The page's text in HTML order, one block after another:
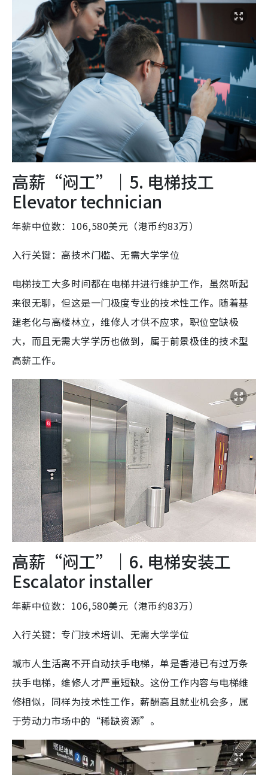
高薪“闷工”｜5. 电梯技工
Elevator technician
年薪中位数：106,580美元（港币约83万）
入行关键：高技术门槛、无需大学学位
电梯技工大多时间都在电梯井进行维护工作，虽然听起
来很无聊，但这是一门极度专业的技术性工作。随着基
建老化与高楼林立，维修人才供不应求，职位空缺极
大，而且无需大学学历也做到，属于前景极佳的技术型
高薪工作。
高薪“闷工”｜6. 电梯安装工
Escalator installer
年薪中位数：106,580美元（港币约83万）
入行关键：专门技术培训、无需大学学位
城市人生活离不开自动扶手电梯，单是香港已有过万条
扶手电梯，维修人才严重短缺。这份工作内容与电梯维
修相似，同样为技术性工作，薪酬高且就业机会多，属
于劳动力市场中的“稀缺资源”。